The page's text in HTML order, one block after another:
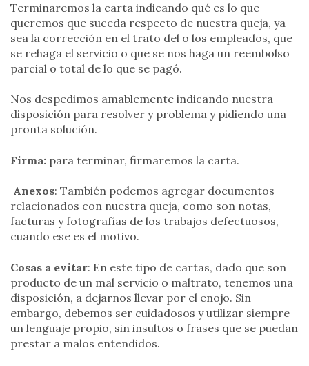
Terminaremos la carta indicando qué es lo que
queremos que suceda respecto de nuestra queja, ya
sea la corrección en el trato del o los empleados, que
se rehaga el servicio o que se nos haga un reembolso
parcial o total de lo que se pagó.
Nos despedimos amablemente indicando nuestra
disposición para resolver y problema y pidiendo una
pronta solución.
Firma: para terminar, firmaremos la carta.
Anexos: También podemos agregar documentos
relacionados con nuestra queja, como son notas,
facturas y fotografías de los trabajos defectuosos,
cuando ese es el motivo.
Cosas a evitar: En este tipo de cartas, dado que son
producto de un mal servicio o maltrato, tenemos una
disposición, a dejarnos llevar por el enojo. Sin
embargo, debemos ser cuidadosos y utilizar siempre
un lenguaje propio, sin insultos o frases que se puedan
prestar a malos entendidos.